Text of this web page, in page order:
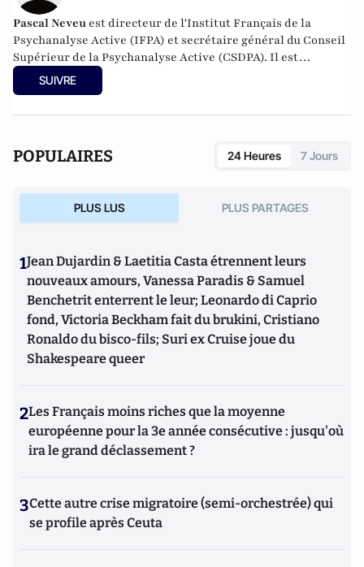
Pascal Neveu est directeur de l'Institut Français de la
Psychanalyse Active (IFPA) et secrétaire général du Conseil
Supérieur de la Psychanalyse Active (CSDPA). Il est
responsable national de la cellule de soutien psychologique
au sein de l’Œuvre des Pupilles Orphelins des Sapeurs-
SUIVRE
POPULAIRES 24 Heures 7 Jours
PLUS LUS PLUS PARTAGES
1Jean Dujardin & Laetitia Casta étrennent leurs
nouveaux amours, Vanessa Paradis & Samuel
Benchetrit enterrent le leur; Leonardo di Caprio
fond, Victoria Beckham fait du brukini, Cristiano
Ronaldo du bisco-fils; Suri ex Cruise joue du
Shakespeare queer
2Les Français moins riches que la moyenne
européenne pour la 3e année consécutive : jusqu'où
ira le grand déclassement ?
3Cette autre crise migratoire (semi-orchestrée) qui
se profile après Ceuta